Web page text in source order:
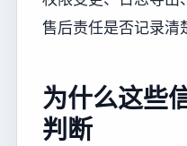
售后责任是否记录清
为什么这些
判断